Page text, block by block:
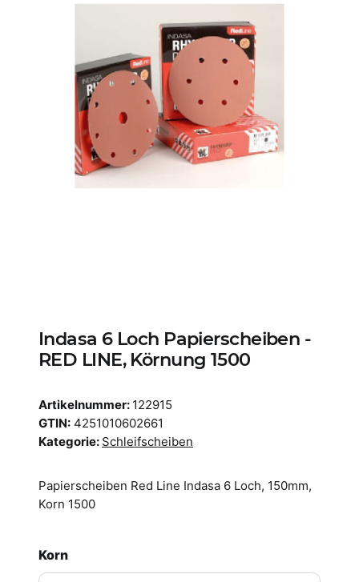
Indasa 6 Loch Papierscheiben -
RED LINE, Körnung 1500
Artikelnummer: 122915
GTIN: 4251010602661
Kategorie: Schleifscheiben
Papierscheiben Red Line Indasa 6 Loch, 150mm,
Korn 1500
Korn